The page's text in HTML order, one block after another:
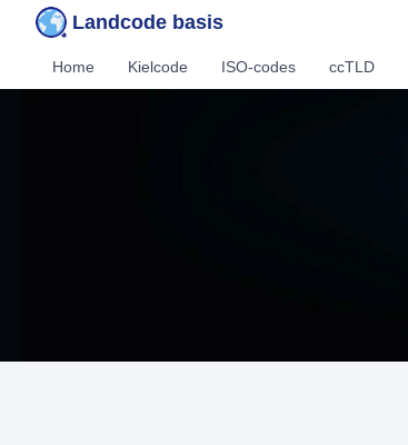
Landcode basis
Home Kielcode ISO-codes ccTLD